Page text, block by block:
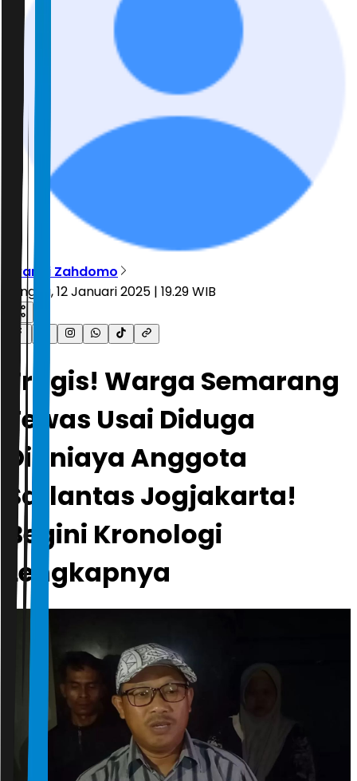
Ryandi Zahdomo
Minggu, 12 Januari 2025 | 19.29 WIB
Tragis! Warga Semarang
Tewas Usai Diduga
Dianiaya Anggota
Satlantas Jogjakarta!
Begini Kronologi
Lengkapnya